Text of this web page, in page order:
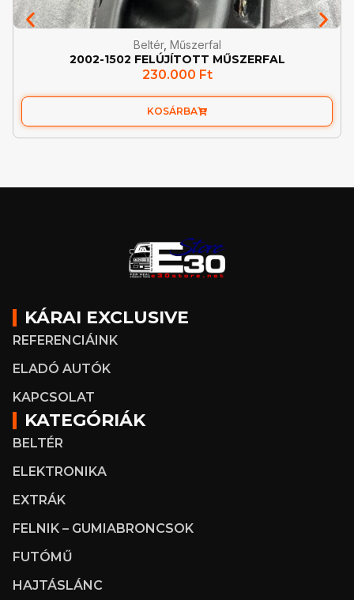
Beltér, Műszerfal
2002-1502 FELÚJÍTOTT MŰSZERFAL
230.000 Ft
KOSÁRBA
KÁRAI EXCLUSIVE
REFERENCIÁINK
ELADÓ AUTÓK
KAPCSOLAT
KATEGÓRIÁK
BELTÉR
ELEKTRONIKA
EXTRÁK
FELNIK – GUMIABRONCSOK
FUTÓMŰ
HAJTÁSLÁNC